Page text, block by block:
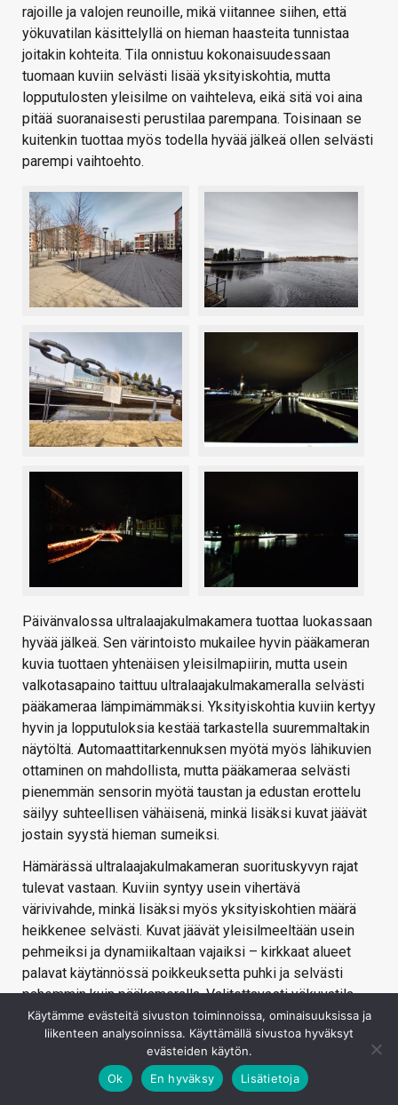
rajoille ja valojen reunoille, mikä viitannee siihen, että
yökuvatilan käsittelyllä on hieman haasteita tunnistaa
joitakin kohteita. Tila onnistuu kokonaisuudessaan
tuomaan kuviin selvästi lisää yksityiskohtia, mutta
lopputulosten yleisilme on vaihteleva, eikä sitä voi aina
pitää suoranaisesti perustilaa parempana. Toisinaan se
kuitenkin tuottaa myös todella hyvää jälkeä ollen selvästi
parempi vaihtoehto.
Päivänvalossa ultralaajakulmakamera tuottaa luokassaan
hyvää jälkeä. Sen värintoisto mukailee hyvin pääkameran
kuvia tuottaen yhtenäisen yleisilmapiirin, mutta usein
valkotasapaino taittuu ultralaajakulmakameralla selvästi
pääkameraa lämpimämmäksi. Yksityiskohtia kuviin kertyy
hyvin ja lopputuloksia kestää tarkastella suuremmaltakin
näytöltä. Automaattitarkennuksen myötä myös lähikuvien
ottaminen on mahdollista, mutta pääkameraa selvästi
pienemmän sensorin myötä taustan ja edustan erottelu
säilyy suhteellisen vähäisenä, minkä lisäksi kuvat jäävät
jostain syystä hieman sumeiksi.
Hämärässä ultralaajakulmakameran suorituskyvyn rajat
tulevat vastaan. Kuviin syntyy usein vihertävä
värivivahde, minkä lisäksi myös yksityiskohtien määrä
heikkenee selvästi. Kuvat jäävät yleisilmeeltään usein
pehmeiksi ja dynamiikaltaan vajaiksi – kirkkaat alueet
palavat käytännössä poikkeuksetta puhki ja selvästi
pahemmin kuin pääkameralla. Valitettavasti yökuvatila
rajoittuu vain pääkameralla käytettäväksi, joten
ultralaajakulmakameran hämäräsuorituskykyä ei voi
korjata ohjelmallisesti.
Käytämme evästeitä sivuston toiminnoissa, ominaisuuksissa ja
liikenteen analysoinnissa. Käyttämällä sivustoa hyväksyt
evästeiden käytön.
Ok
En hyväksy Lisätietoja